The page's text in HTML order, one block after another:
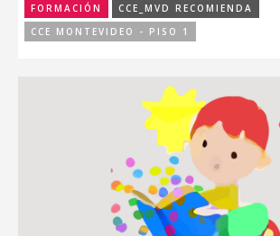
FORMACIÓN
CCE_MVD RECOMIENDA
CCE MONTEVIDEO - PISO 1